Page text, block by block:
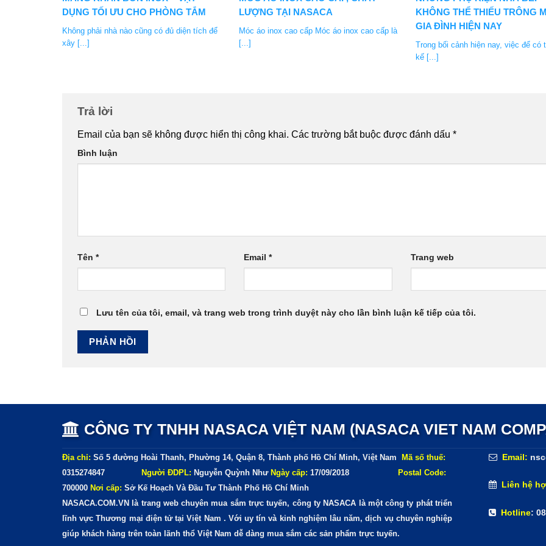
DỤNG TỐI ƯU CHO PHÒNG TẮM
Không phải nhà nào cũng có đủ diện tích để
xây [...]
LƯỢNG TẠI NASACA
Móc áo inox cao cấp Móc áo inox cao cấp là
[...]
KHÔNG THỂ THIẾU TRÔNG
GIA ĐÌNH HIỆN NAY
Trong bối cảnh hiện nay, việc để có
kế [...]
Trả lời
Email của bạn sẽ không được hiển thị công khai. Các trường bắt buộc được đánh dấu *
Bình luận
Tên * Email* Trang web
Lưu tên của tôi, email, và trang web trong trình duyệt này cho lần bình luận kế tiếp của tôi.
CÔNG TY TNHH NASACA VIỆT NAM (NASACA VIET NAM
Địa chỉ: Số 5 đường Hoài Thanh, Phường 14, Quận 8, Thành phố Hồ Chí Minh, Việt Nam
Mã số thuế:
0315274847
Người ĐDPL: Nguyễn Quỳnh Như Ngày cấp: 17/09/2018
Postal Code:
700000 Nơi cấp: Sở Kế Hoạch Và Đầu Tư Thành Phố Hồ Chí Minh
NASACA.COM.VN là trang web chuyên mua sắm trực tuyến, công ty NASACA là một công ty phát triển
lĩnh vực Thương mại điện tử tại Việt Nam . Với uy tín và kinh nghiệm lâu năm, dịch vụ chuyên nghiệp
giúp khách hàng trên toàn lãnh thổ Việt Nam dễ dàng mua sắm các sản phẩm trực tuyến.
Email:
Liên hệ
Hotline: